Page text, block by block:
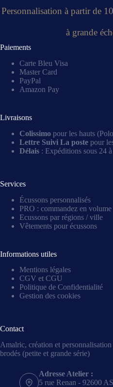
Personnalisation à partir de
à grande
Paiements
Carte Bleu Visa
Master Card
PayPal
Amazon Pay
Livraisons
Colissimo pour les hauts
Lettre Suivi La poste pour
Délais : Expéditions sous 24
Services
Écussons personnalisés
PRO : commandez en volume
Ecussons par régions / ville
Vêtements pour écussons
Informations utiles
Mentions légales
CGV et CGU
Politique de Confidentialité
Gestion des cookies
Contact
Amalric, création et personnalisation
brodés (petite et grande série)
Adresse Atelier :
5 rue Renan - 92600